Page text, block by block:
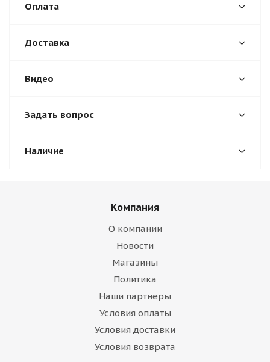
Оплата
Доставка
Видео
Задать вопрос
Наличие
Компания
О компании
Новости
Магазины
Политика
Наши партнеры
Условия оплаты
Условия доставки
Условия возврата